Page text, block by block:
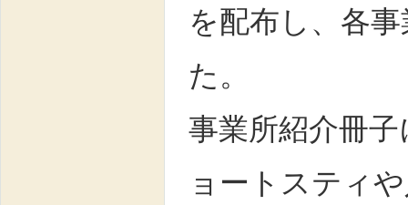
を配布し、各
た。
事業所紹介冊
ョートスティ